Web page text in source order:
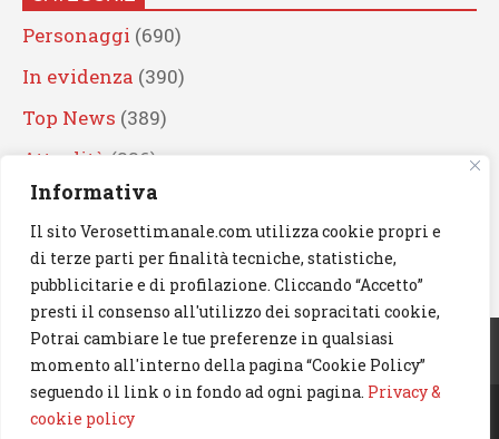
Informativa
Il sito Verosettimanale.com utilizza cookie propri e
di terze parti per finalità tecniche, statistiche,
pubblicitarie e di profilazione. Cliccando “Accetto”
presti il consenso all'utilizzo dei sopracitati cookie,
Potrai cambiare le tue preferenze in qualsiasi
momento all'interno della pagina “Cookie Policy”
seguendo il link o in fondo ad ogni pagina. Privacy &
cookie policy
Personaggi (690)
In evidenza (390)
Top News (389)
Attualità (336)
Eventi(330)
Artisti (241)
News(239)
Cerca
© 2023 Verosettimanale.com. All rights reserved.